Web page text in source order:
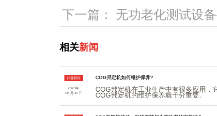
下一篇： 无功老化测试设
相关新闻
行业新闻
2023年
08 月08 日
COG邦定机如何维护保养?
COG邦定机在工业生产中有很多应用，
COG邦定机的维护保养就十分重要。